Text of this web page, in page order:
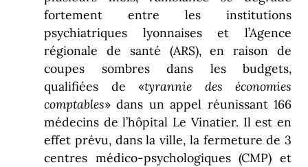
fortement entre les institutions
psychiatriques lyonnaises et l’Agence
régionale de santé (ARS), en raison de
coupes sombres dans les budgets,
qualifiées de «tyrannie des économies
comptables» dans un appel réunissant 166
médecins de l’hôpital Le Vinatier. Il est en
effet prévu, dans la ville, la fermeture de 3
centres médico-psychologiques (CMP) et